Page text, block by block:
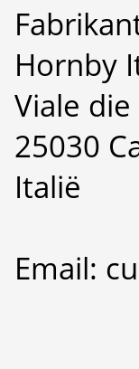
Hornby
Viale
25030
Italië
Email: